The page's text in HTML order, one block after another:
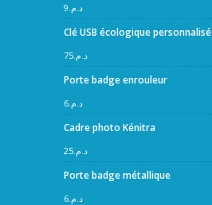
د.م. 9
Clé USB écologique personnalisé
د.م.75
Porte badge enrouleur
د.م.6
Cadre photo Kénitra
د.م.25
Porte badge métallique
د.م.6